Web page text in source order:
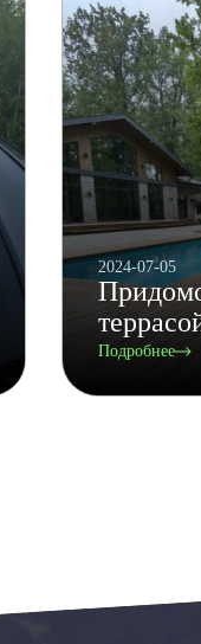
2024-07-05
Подробнее